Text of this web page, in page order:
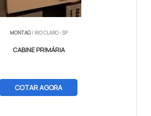
MONTAG/ RIO CLARO - SP
CABINE PRIMÁRIA
COTAR AGORA